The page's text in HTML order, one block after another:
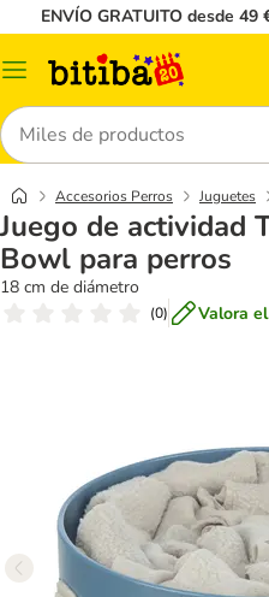
ENVÍO GRATUITO desde
Menú
Buscar
Accesorios Perros Juguetes
Juego de actividad
Bowl para perros
18 cm de diámetro
(0) Valora